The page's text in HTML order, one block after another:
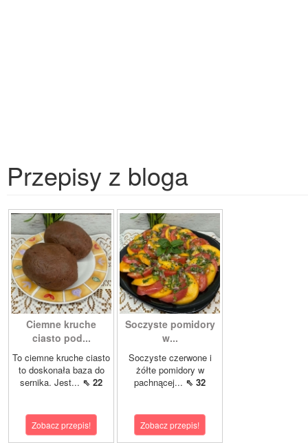
Przepisy z bloga
Ciemne kruche
ciasto pod...
To ciemne kruche ciasto
to doskonała baza do
sernika. Jest... ⇖ 22
Zobacz przepis!
Soczyste pomidory
w...
Soczyste czerwone i
żółte pomidory w
pachnącej... ⇖ 32
Zobacz przepis!